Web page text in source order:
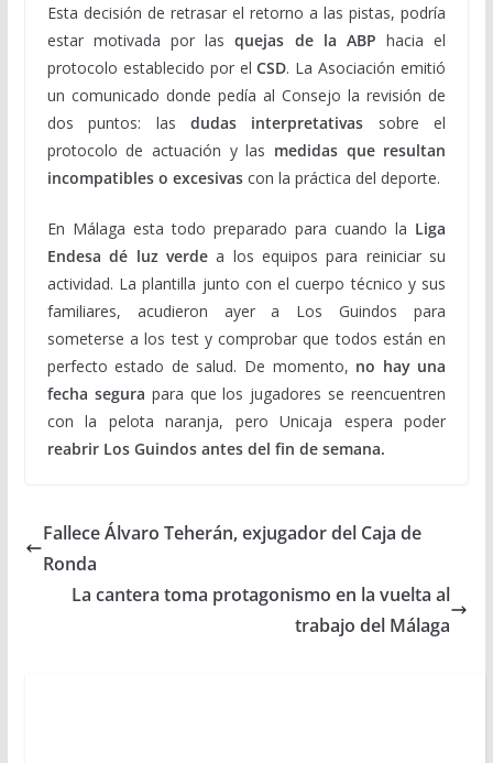
Esta decisión de retrasar el retorno a las pistas, podría
estar motivada por lasquejas de la ABP hacia el
protocolo establecido por elCSD. La Asociación emitió
un comunicado donde pedía al Consejo la revisión de
dos puntos: las dudas interpretativas sobre el
protocolo de actuación y las medidas que resultan
incompatibles o excesivascon la práctica del deporte.
En Málaga esta todo preparado para cuando la Liga
Endesa dé luz verdea los equipos para reiniciar su
actividad. La plantilla junto con el cuerpo técnico y sus
familiares, acudieron ayer a Los Guindos para
someterse a los test y comprobar que todos están en
perfecto estado de salud. De momento, no hay una
fecha segura para que los jugadores se reencuentren
con la pelota naranja, pero Unicaja espera poder
reabrir Los Guindos antes del fin de semana.
Fallece Álvaro Teherán, exjugador del Caja de
Ronda
La cantera toma protagonismo en la vuelta al
trabajo del Málaga